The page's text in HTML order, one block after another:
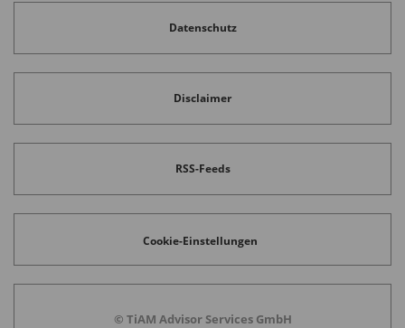
Datenschutz
Disclaimer
RSS-Feeds
Cookie-Einstellungen
© TiAM Advisor Services GmbH